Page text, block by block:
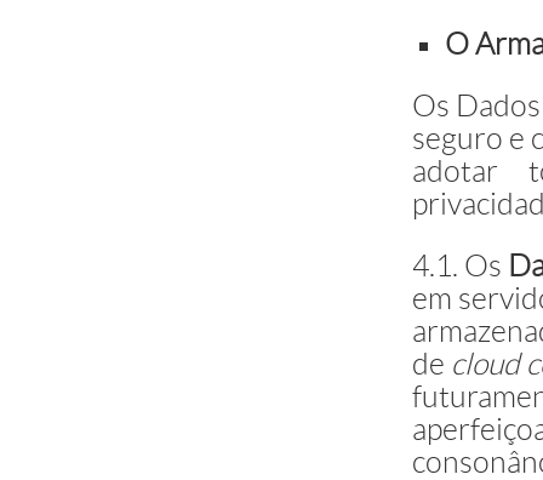
O
Os
seguro e
adotar
4.1. Os
em
de cloud